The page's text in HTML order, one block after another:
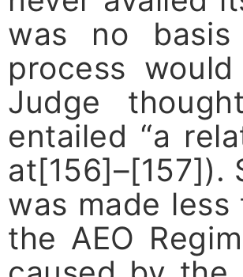
was no
process
Judge
entailed “a
at[156]–[157]).
was made
the AEO